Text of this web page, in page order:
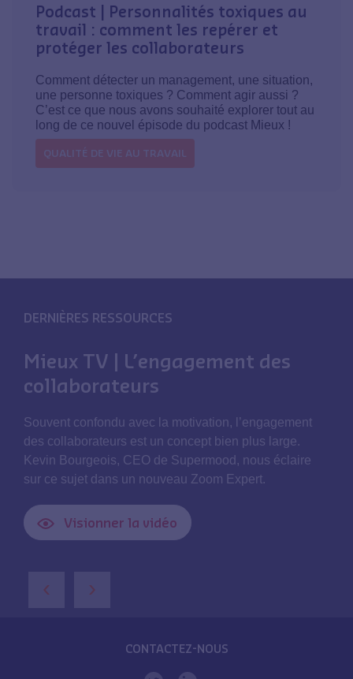
Podcast | Personnalités toxiques au
travail : comment les repérer et
protéger les collaborateurs
Comment détecter un management, une situation,
une personne toxiques ? Comment agir aussi ?
C’est ce que nous avons souhaité explorer tout au
long de ce nouvel épisode du podcast Mieux !
QUALITÉ DE VIE AU TRAVAIL
DERNIÈRES RESSOURCES
Mieux TV | L’engagement des
collaborateurs
Souvent confondu avec la motivation, l’engagement
des collaborateurs est un concept bien plus large.
Kevin Bourgeois, CEO de Supermood, nous éclaire
sur ce sujet dans un nouveau Zoom Expert.
Visionner la vidéo
‹ ›
CONTACTEZ-NOUS